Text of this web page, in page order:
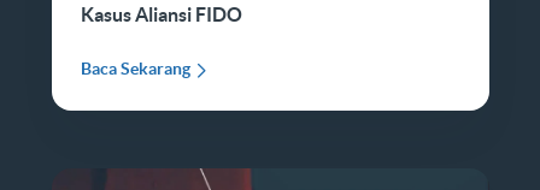
Kasus Aliansi FIDO
Baca Sekarang